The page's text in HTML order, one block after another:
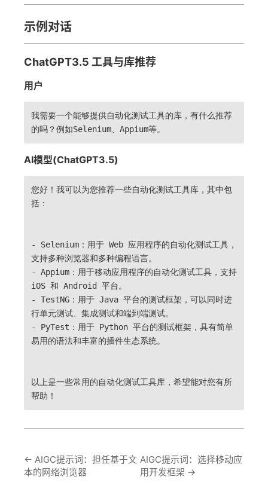
示例对话
ChatGPT3.5 工具与库推荐
用户
我需要一个能够提供自动化测试工具的库，有什么推荐
的吗？例如Selenium、Appium等。
AI模型(ChatGPT3.5)
您好！我可以为您推荐一些自动化测试工具库，其中包
括：
- Selenium：用于 Web 应用程序的自动化测试工具，
支持多种浏览器和多种编程语言。
- Appium：用于移动应用程序的自动化测试工具，支持
iOS 和 Android 平台。
- TestNG：用于 Java 平台的测试框架，可以同时进
行单元测试、集成测试和端到端测试。
- PyTest：用于 Python 平台的测试框架，具有简单
易用的语法和丰富的插件生态系统。
以上是一些常用的自动化测试工具库，希望能对您有所
帮助！
← AIGC提示词：担任基于文
本的网络浏览器
AIGC提示词：选择移动应
用开发框架 →